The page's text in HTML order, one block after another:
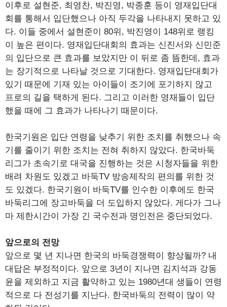
이후로 설현준, 최영찬, 박진영, 박종훈 등이 영재입단대
회를 통해서 입단했으나 아직 두각을 나타내지 못하고 있
다. 이들 중에서 설현준이 80위, 박진영이 148위로 랭킹
이 높은 편이다. 영재입단대회의 효과는 신진서와 신민준
의 입단으로 큰 효과를 보았지만 이 뒤로 좀 뜸한데, 효과
는 장기적으로 나타날 것으로 기대한다. 영재입단대회가
있기 때문에 기재 있는 아이들이 조기에 포기하지 않고
프로의 길을 택하게 된다. 그리고 이러한 영재들이 입단
했을 때에 그 효과가 나타나기 때문이다.
한국기원은 입단 연령을 낮추기 위한 조치를 취했으나 속
기를 줄이기 위한 조치는 전혀 취하지 않았다. 한국바둑
리그가 초속기로 대국을 진행하는 것은 시청자들을 위한
배려 차원도 있겠고 바둑TV 방송제작의 편의를 위한 것
도 있겠다. 한국기원이 바둑TV를 인수한 이후에도 한국
바둑리그에 장고바둑을 더 도입하지 않았다. 게다가 그나
마 제한시간이 가장 긴 국수전과 명인전은 중단되었다.
앞으로의 전망
앞으로 몇 년 지나면 한국의 바둑경쟁력이 향상될까? 내
대답은 부정적이다. 앞으로 3년이 지나면 김지석과 강동
윤을 제외하고 지금 활약하고 있는 1980년대 생들이 연령
적으로 다 전성기를 지난다. 한국바둑의 전력이 많이 약